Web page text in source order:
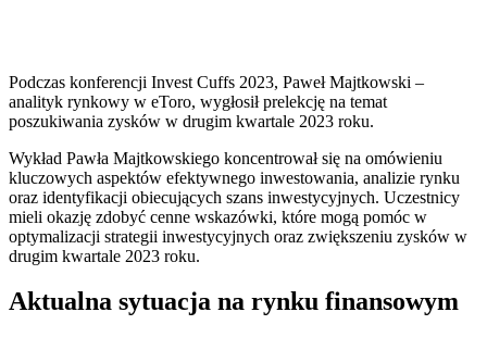
Podczas konferencji Invest Cuffs 2023, Paweł Majtkowski –
analityk rynkowy w eToro, wygłosił prelekcję na temat
poszukiwania zysków w drugim kwartale 2023 roku.
Wykład Pawła Majtkowskiego koncentrował się na omówieniu
kluczowych aspektów efektywnego inwestowania, analizie rynku
oraz identyfikacji obiecujących szans inwestycyjnych. Uczestnicy
mieli okazję zdobyć cenne wskazówki, które mogą pomóc w
optymalizacji strategii inwestycyjnych oraz zwiększeniu zysków w
drugim kwartale 2023 roku.
Aktualna sytuacja na rynku finansowym